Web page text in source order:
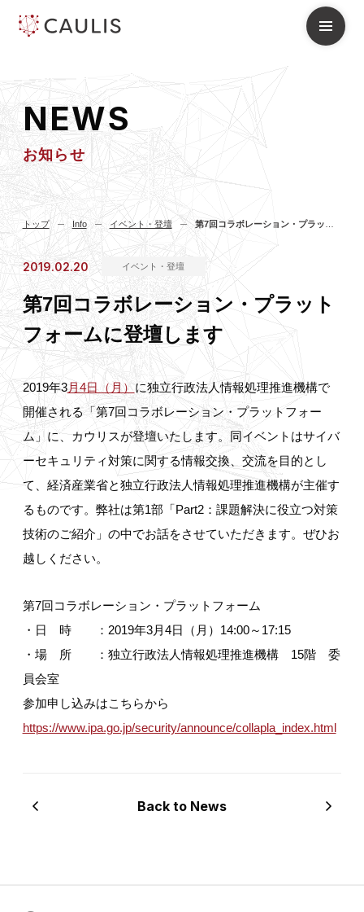
NEWS
お知らせ
トップ Info イベント・登壇
2019.02.20 イベント・登壇
第7回コラボレーション・プラット
フォームに登壇します
2019年3月4日（月） に独立行政法人情報処理推進機構で
開催される「第7回コラボレーション・プラットフォー
ム」に、カウリスが登壇いたします。同イベントはサイバ
ーセキュリティ対策に関する情報交換、交流を目的とし
て、経済産業省と独立行政法人情報処理推進機構が主催す
るものです。弊社は第1部「Part2：課題解決に役立つ対策
技術のご紹介」の中でお話をさせていただきます。ぜひお
越しください。
第7回コラボレーション・プラットフォーム
・日 時 ：2019年3月4日（月）14:00～17:15
・場 所 ：独立行政法人情報処理推進機構 15階 委
員会室
参加申し込みはこちらから
https://www.ipa.go.jp/security/announce/collapla_index.html
Back to News